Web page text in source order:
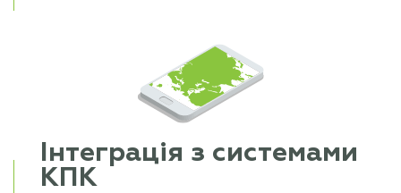
Інтеграція з системами
КПК